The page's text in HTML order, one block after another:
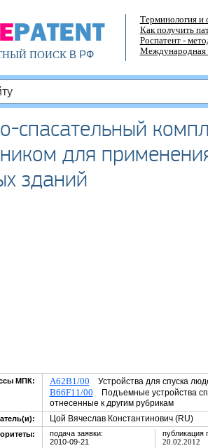
ПОИСКВ РФ
Терминология и
Как получить
Роспатент -
Международная
спасательный
для
зданий
МПК: A62B1/00 Устройства для спуска
B66F11/00 Подъемные устройства
отнесенные к другим рубрикам
Цой Вячеслав Константинович (RU)
подача заявки:
2010-09-21
публикация
20.02.2012